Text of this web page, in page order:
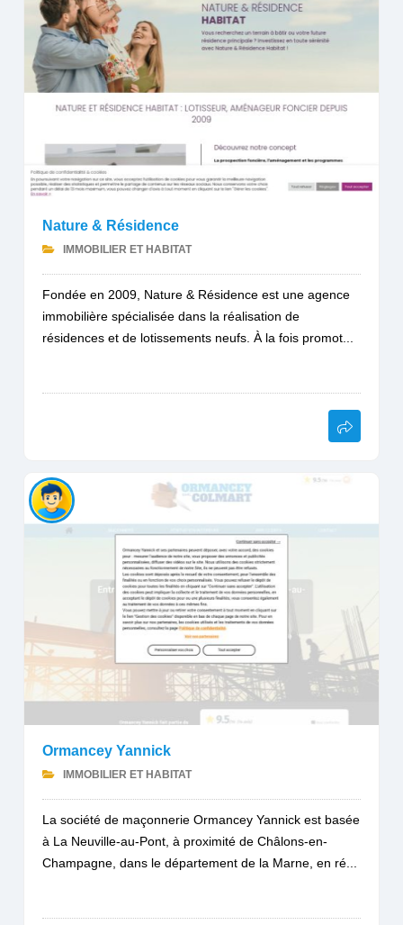
Nature & Résidence
IMMOBILIER ET HABITAT
Fondée en 2009, Nature & Résidence est une agence
immobilière spécialisée dans la réalisation de
résidences et de lotissements neufs. À la fois promot...
Ormancey Yannick
IMMOBILIER ET HABITAT
La société de maçonnerie Ormancey Yannick est basée
à La Neuville-au-Pont, à proximité de Châlons-en-
Champagne, dans le département de la Marne, en ré...